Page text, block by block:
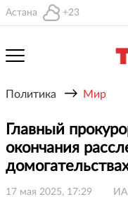
Астана +23
Политика → Мир
Главный
окончания
17 мая 2025, 17:29 ИА